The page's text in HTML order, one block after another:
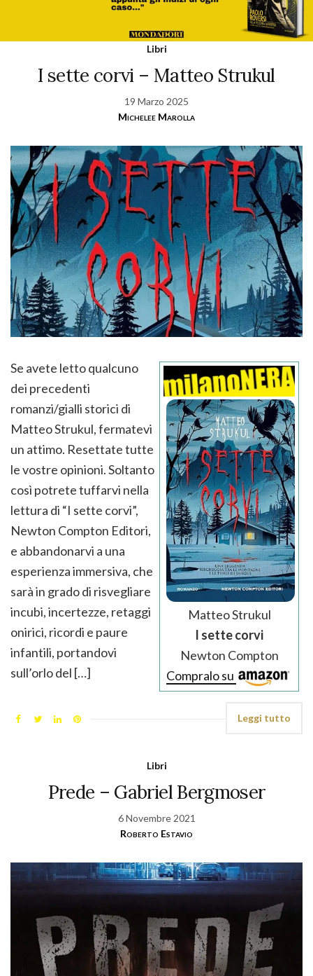
Libri
I sette corvi – Matteo Strukul
19 Marzo 2025
Michelee Marolla
Matteo Strukul
I sette corvi
Newton Compton
Compralo su
Se avete letto qualcuno
dei precedenti
romanzi/gialli storici di
Matteo Strukul, fermatevi
un attimo. Resettate tutte
le vostre opinioni. Soltanto
così potrete tuffarvi nella
lettura di “I sette corvi”,
Newton Compton Editori,
e abbandonarvi a una
esperienza immersiva, che
sarà in grado di risvegliare
incubi, incertezze, retaggi
onirici, ricordi e paure
infantili, portandovi
sull’orlo del […]
Leggi tutto
Libri
Prede – Gabriel Bergmoser
6 Novembre 2021
Roberto Estavio